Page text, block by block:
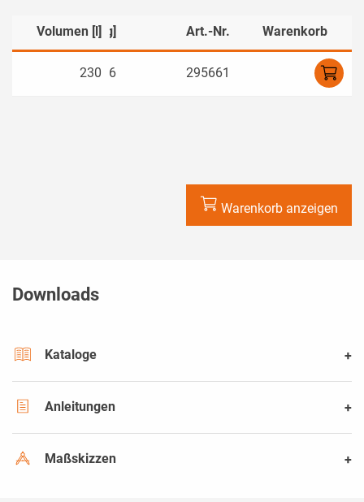
Volumen [l]
230
Gewicht [kg] Art.-Nr. Warenkorb
6 295661
Warenkorb anzeigen
Downloads
Kataloge
Anleitungen
Maßskizzen